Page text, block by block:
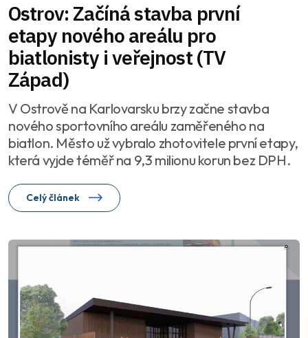
Ostrov: Začíná stavba první
etapy nového areálu pro
biatlonisty i veřejnost (TV
Západ)
V Ostrově na Karlovarsku brzy začne stavba
nového sportovního areálu zaměřeného na
biatlon. Město už vybralo zhotovitele první etapy,
která vyjde téměř na 9,3 milionu korun bez DPH.
Celý článek